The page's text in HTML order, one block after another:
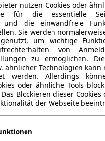
nutzen Cookies oder
für die essentielle
und die einwandfreie
Sie werden
genutzt, um wichtige
von
zu ermöglichen.
ähnlicher Technologien kann
werden. Allerdings
oder ähnliche Tools
Blockieren dieser
der Webseite
EZ
hinten, Einparkhilfe
Scheckheftgepflegt,